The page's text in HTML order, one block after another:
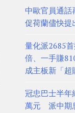
中歐官員通
促荷蘭儘快提
量化派2685
倍、一手賺
成主板新「超
冠忠巴士半年
萬元 派中期